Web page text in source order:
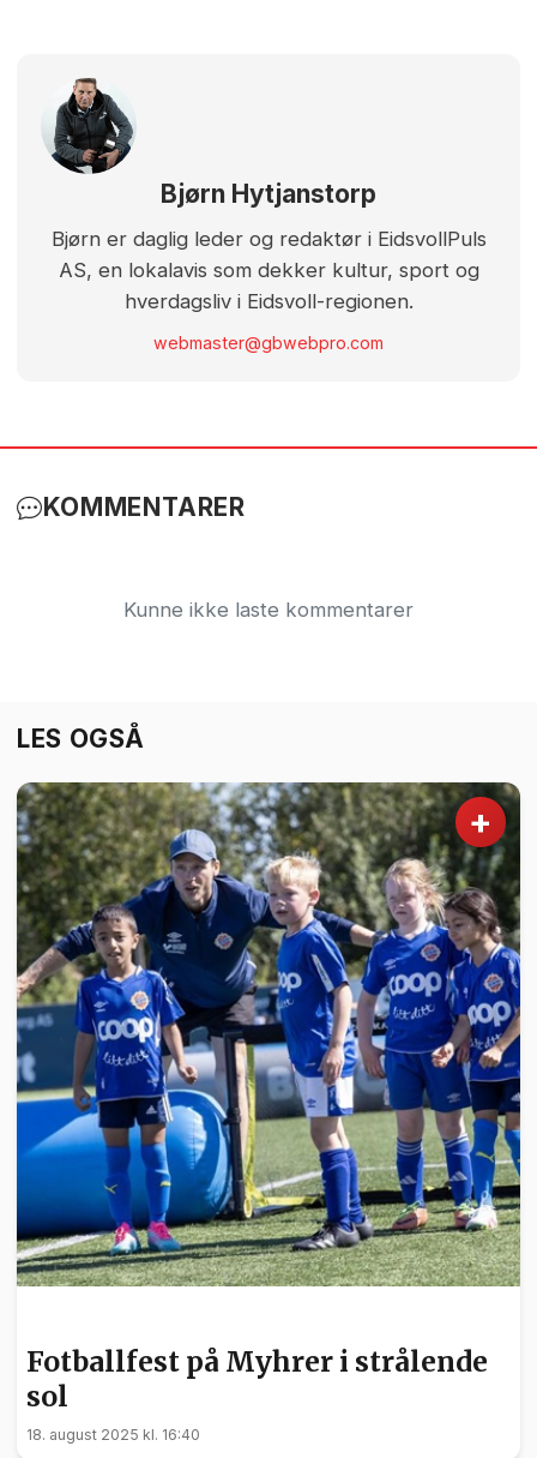
Bjørn Hytjanstorp
Bjørn er daglig leder og redaktør i EidsvollPuls
AS, en lokalavis som dekker kultur, sport og
hverdagsliv i Eidsvoll-regionen.
webmaster@gbwebpro.com
KOMMENTARER
Kunne ikke laste kommentarer
LES OGSÅ
+
Fotballfest på Myhrer i strålende
sol
18. august 2025 kl. 16:40